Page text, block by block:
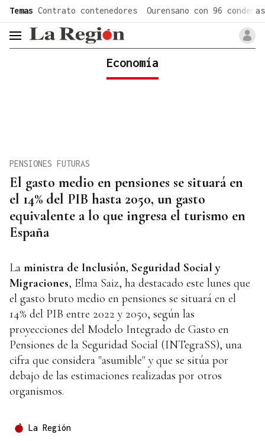
Temas Contrato contenedores Ourensano con 96 condenas
header.menu.open
Economía
El gasto medio en pensiones se situará en
el 14% del PIB hasta 2050, un gasto
equivalente a lo que ingresa el turismo en
España
PENSIONES FUTURAS
La ministra de Inclusión, Seguridad Social y
Migraciones, Elma Saiz, ha destacado este lunes que
el gasto bruto medio en pensiones se situará en el
14% del PIB entre 2022 y 2050, según las
proyecciones del Modelo Integrado de Gasto en
Pensiones de la Seguridad Social (INTegraSS), una
cifra que considera "asumible" y que se sitúa por
debajo de las estimaciones realizadas por otros
organismos.
La Región